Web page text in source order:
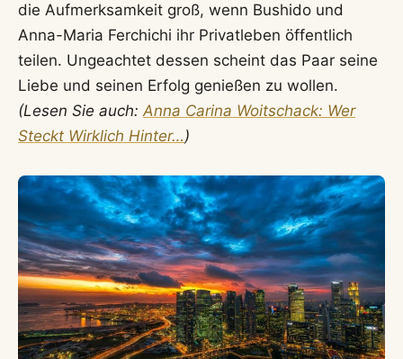
die Aufmerksamkeit groß, wenn Bushido und
Anna-Maria Ferchichi ihr Privatleben öffentlich
teilen. Ungeachtet dessen scheint das Paar seine
Liebe und seinen Erfolg genießen zu wollen.
(Lesen Sie auch: Anna Carina Woitschack: Wer
Steckt Wirklich Hinter…)